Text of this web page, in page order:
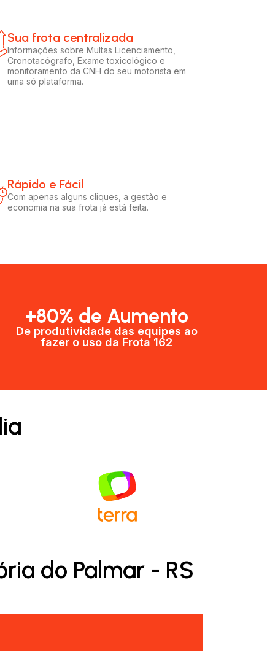
Sua frota centralizada​
Informações sobre Multas Licenciamento,
Cronotacógrafo, Exame toxicológico e
monitoramento da CNH do seu motorista em
uma só plataforma.
Rápido e Fácil​
Com apenas alguns cliques, a gestão e
economia na sua frota já está feita.
+80% de Aumento
De produtividade das equipes ao
fazer o uso da Frota 162​
do Palmar - RS